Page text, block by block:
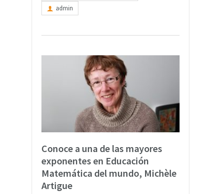
admin
Conoce a una de las mayores
exponentes en Educación
Matemática del mundo, Michèle
Artigue